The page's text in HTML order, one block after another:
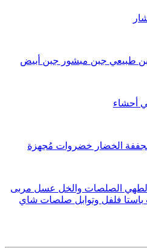
طبيعي جبن مبشور جبن أبيض
أحشاء
الخضار خضروات مُجهزة
الصلصات والخل عسل مربى
باستا فلفل وتوابل صلصات شاي